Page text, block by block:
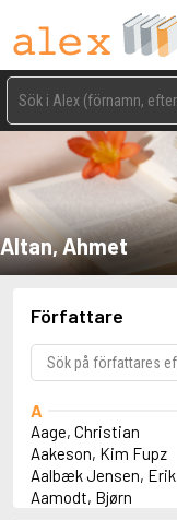
Altan, Ahmet
Författare
A
Aage, Christian
Aakeson, Kim Fupz
Aalbæk Jensen, Erik
Aamodt, Bjørn